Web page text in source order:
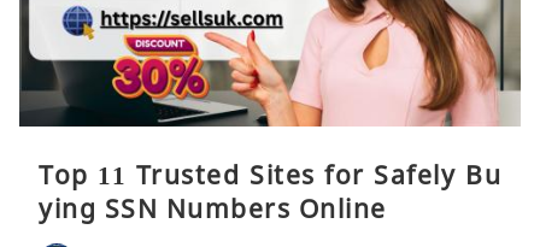
Top 11 Trusted Sites for Safely Bu
ying SSN Numbers Online